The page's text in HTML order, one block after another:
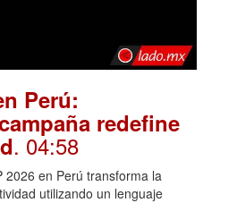
Perú:
redefine
. 04:58
2026 en Perú transforma la
utilizando un lenguaje